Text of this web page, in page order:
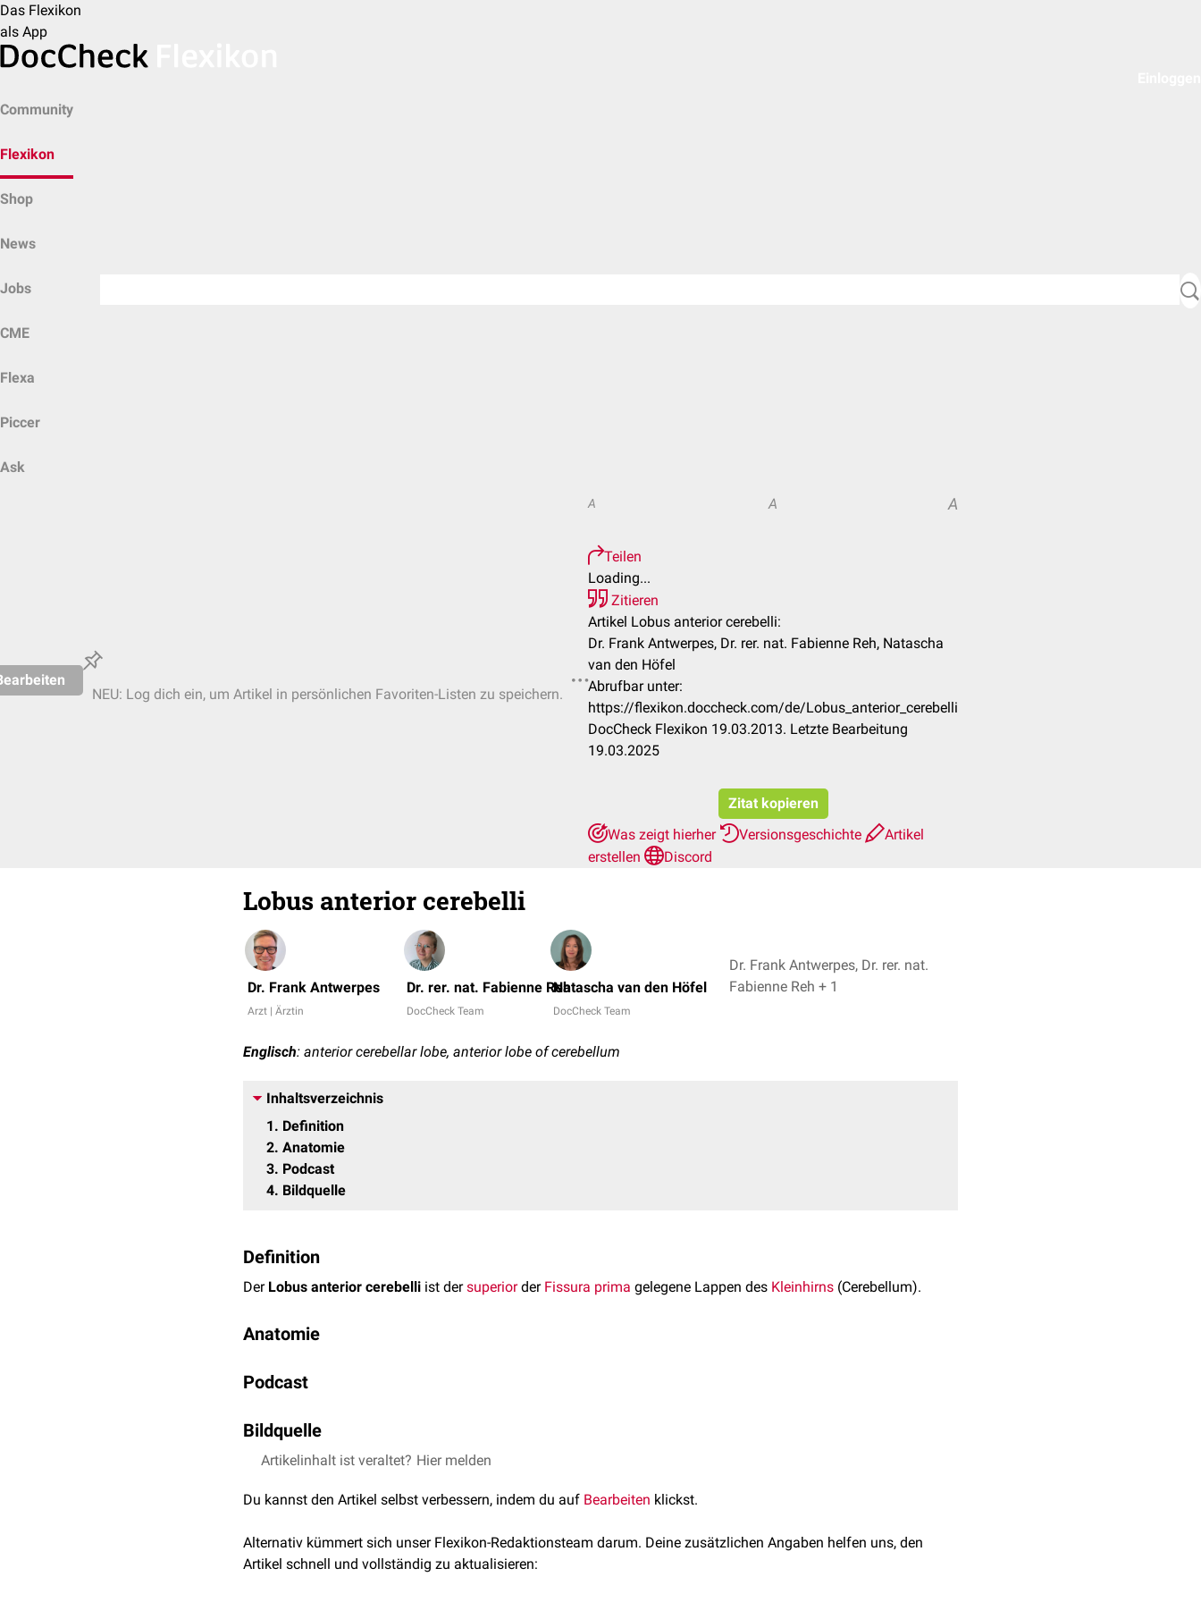
Das Flexikon
als App
Community
Flexikon
Shop
News
Jobs
CME
Flexa
Piccer
Ask
NEU: Log dich ein, um Artikel in persönlichen Favoriten-Listen zu speichern.
A A A
Teilen
Loading...
Zitieren
Artikel Lobus anterior cerebelli:
Dr. Frank Antwerpes, Dr. rer. nat. Fabienne Reh, Natascha
van den Höfel
Abrufbar unter:
https://flexikon.doccheck.com/de/Lobus_anterior_cerebelli
DocCheck Flexikon 19.03.2013. Letzte Bearbeitung
19.03.2025
Zitat kopieren
Was zeigt hierher
Versionsgeschichte
Artikel
erstellen
Discord
Lobus anterior cerebelli
Dr. Frank Antwerpes
Arzt | Ärztin
Dr. rer. nat. Fabienne Reh
DocCheck Team
Natascha van den Höfel
DocCheck Team
Dr. Frank Antwerpes, Dr. rer. nat.
Fabienne Reh + 1
Englisch: anterior cerebellar lobe, anterior lobe of cerebellum
Inhaltsverzeichnis
1
Definition
2 Anatomie
3 Podcast
4 Bildquelle
Definition
Der Lobus anterior cerebelli ist dersuperiorder Fissura prima gelegene Lappen des Kleinhirns (Cerebellum).
Anatomie
durch Sekundärfurchen weiter in
Lobus cerebelli anterior zum
Podcast
Bildquelle
Bildquelle Podcast: © Moritz Mentges /
Artikelinhalt ist veraltet? Hier melden
Du kannst den Artikel selbst verbessern, indem du auf Bearbeiten klickst.
Alternativ kümmert sich unser Flexikon-Redaktionsteam darum. Deine zusätzlichen Angaben helfen uns, den
Artikel schnell und vollständig zu aktualisieren: